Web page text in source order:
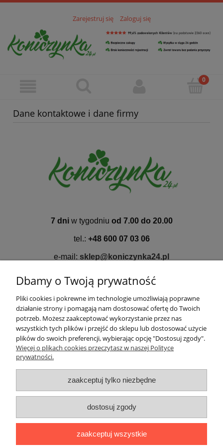
Zarejestruj się Zaloguj się
Dane kontaktowe i dane firmy
7 dniw tygodniu od 7.00 do 20.00
tel.: +48 600 07 03 06
e-mail: sklep@koniczynka24.pl
Przebendów 99
39-308 Wadowice Górne
NIP: 817-100-69-53
REGON: 690358980
Bank: PKO Bank Polski SA
Nr konta: 09 1020 4913 0000 9602 0125 9449
Pomoc
Na skróty
Dbamy o Twoją prywatność
Pliki cookies i pokrewne im technologie umożliwiają poprawne
działanie strony i pomagają nam dostosować ofertę do Twoich
potrzeb. Możesz zaakceptować wykorzystanie przez nas
wszystkich tych plików i przejść do sklepu lub dostosować użycie
plików do swoich preferencji, wybierając opcję "Dostosuj zgody".
Więcej o plikach cookies przeczytasz w naszej Polityce
prywatności.
zaakceptuj tylko niezbędne
dostosuj zgody
zaakceptuj wszystkie